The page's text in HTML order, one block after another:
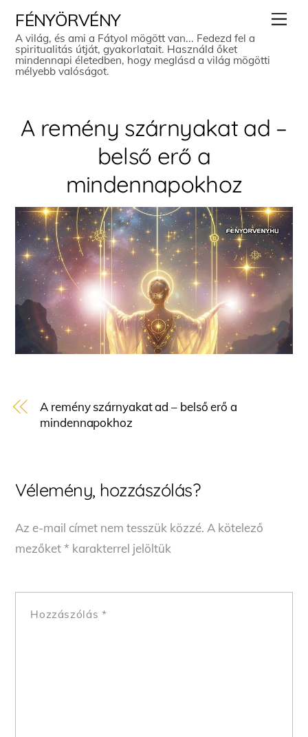
content
FÉNYÖRVÉNY
A világ, és ami a Fátyol mögött van... Fedezd fel a
spiritualitás útját, gyakorlatait. Használd őket
mindennapi életedben, hogy meglásd a világ mögötti
mélyebb valóságot.
A remény szárnyakat ad –
belső erő a
mindennapokhoz
A remény szárnyakat ad – belső erő a
mindennapokhoz
Vélemény, hozzászólás?
Az e-mail címet nem tesszük közzé. A kötelező
mezőket* karakterrel jelöltük
Hozzászólás *